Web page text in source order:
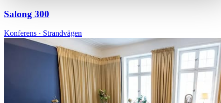
Salong 300
Konferens · Strandvägen